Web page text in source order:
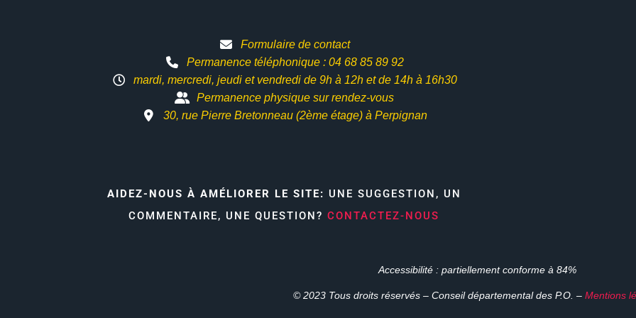
Formulaire de contact
Permanence téléphonique : 04 68 85 89 92
mardi, mercredi, jeudi et vendredi de 9h à 12h etde 14h à 16h30
Permanence physique sur rendez-vous
30, rue Pierre Bretonneau (2ème étage) à Perpignan
AIDEZ-NOUS À AMÉLIORER LE SITE: UNE SUGGESTION, UN
COMMENTAIRE, UNE QUESTION? CONTACTEZ-NOUS
Accessibilité : partiellement conforme à 84%
© 2023 Tous droits réservés – Conseil départemental des P.O. – Mentions